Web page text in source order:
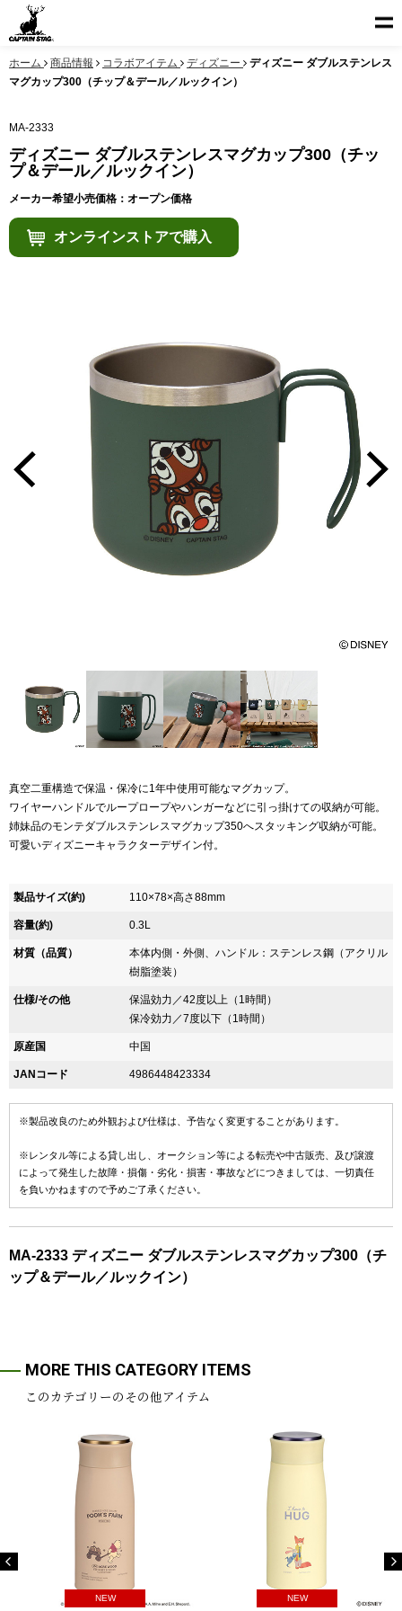
ホーム 商品情報 コラボアイテム ディズニー
ディズニー ダブルステンレス
マグカップ300（チップ＆デール／ルックイン）
MA-2333
ディズニー ダブルステンレスマグカップ300（チッ
プ＆デール／ルックイン）
メーカー希望小売価格：オープン価格
オンラインストアで購入
真空二重構造で保温・保冷に1年中使用可能なマグカップ。
ワイヤーハンドルでループロープやハンガーなどに引っ掛けての収納が可能。
姉妹品のモンテダブルステンレスマグカップ350へスタッキング収納が可能。
可愛いディズニーキャラクターデザイン付。
製品サイズ(約) 110×78×高さ88mm
容量(約) 0.3L
材質（品質）
本体内側・外側、ハンドル：ステンレス鋼（アクリル
樹脂塗装）
仕様/その他
保温効力／42度以上（1時間）
保冷効力／7度以下（1時間）
原産国 中国
JANコード 4986448423334
※製品改良のため外観および仕様は、予告なく変更することがあります。
※レンタル等による貸し出し、オークション等による転売や中古販売、及び譲渡
によって発生した故障・損傷・劣化・損害・事故などにつきましては、一切責任
を負いかねますので予めご了承ください。
MA-2333 ディズニー ダブルステンレスマグカップ300（チ
ップ＆デール／ルックイン）
MORE THIS CATEGORY ITEMS
このカテゴリーのその他アイテム
NEW NEW